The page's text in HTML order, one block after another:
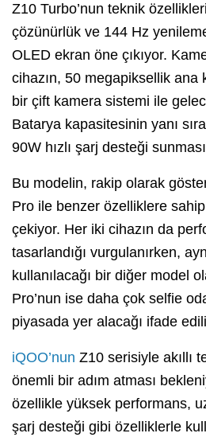
Z10 Turbo’nun teknik
çözünürlük ve 144 Hz
OLED ekran öne çıkıyor.
cihazın, 50 megapiksellik ana
bir çift kamera sistemi ile
Batarya kapasitesinin yanı
90W hızlı şarj desteği
Bu modelin, rakip olarak
Pro ile benzer özelliklere
çekiyor. Her iki cihazın da
tasarlandığı vurgulanırken,
kullanılacağı bir diğer model
Pro’nun ise daha çok selfie
piyasada yer alacağı ifade
iQOO’nun Z10 serisiyle akıllı
önemli bir adım atması
özellikle yüksek performans,
şarj desteği gibi özelliklerle